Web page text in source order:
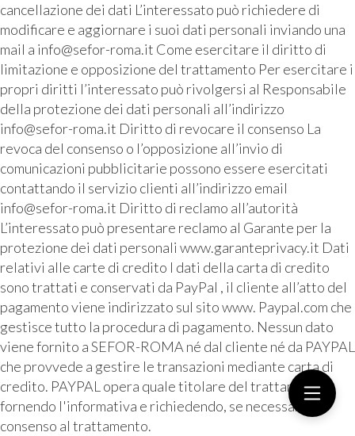
cancellazione dei dati L’interessato può richiedere di
modificare e aggiornare i suoi dati personali inviando una
mail a info@sefor-roma.it Come esercitare il diritto di
limitazione e opposizione del trattamento Per esercitare i
propri diritti l’interessato può rivolgersi al Responsabile
della protezione dei dati personali all’indirizzo
info@sefor-roma.it Diritto di revocare il consenso La
revoca del consenso o l’opposizione all’invio di
comunicazioni pubblicitarie possono essere esercitati
contattando il servizio clienti all’indirizzo email
info@sefor-roma.it Diritto di reclamo all’autorità
L’interessato può presentare reclamo al Garante per la
protezione dei dati personali www.garanteprivacy.it Dati
relativi alle carte di credito I dati della carta di credito
sono trattati e conservati da PayPal , il cliente all’atto del
pagamento viene indirizzato sul sito www. Paypal.com che
gestisce tutto la procedura di pagamento. Nessun dato
viene fornito a SEFOR-ROMA né dal cliente né da PAYPAL
che provvede a gestire le transazioni mediante carta di
credito. PAYPAL opera quale titolare del trattamento
fornendo l'informativa e richiedendo, se necessario, il
consenso al trattamento.